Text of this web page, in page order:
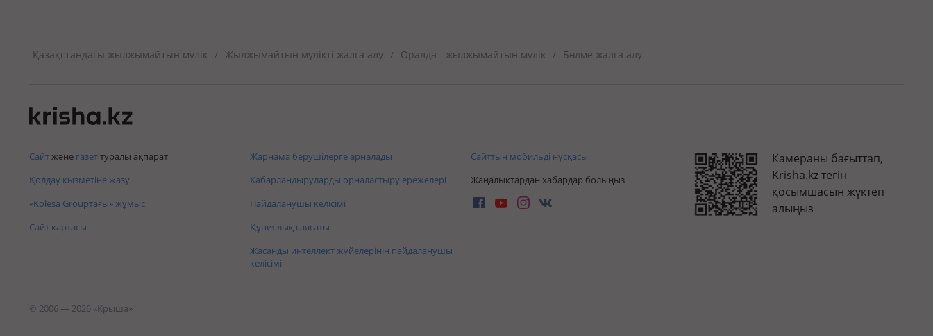
Қазақстандағы жылжымайтын мүлік / Жылжымайтын мүлікті жалға алу / Оралда - жылжымайтын мүлік / Бөлме жалға алу
Сайтжәне газеттуралы ақпарат
Қолдау қызметіне жазу
«Kolesa Groupтағы» жұмыс
Сайт картасы
Жарнама берушілерге арналады
Хабарландыруларды орналастыру ережелері
Пайдаланушы келісімі
Құпиялық саясаты
Жасанды интеллект жүйелерінің пайдаланушы
келісімі
Сайттың мобильді нұсқасы
Жаңалықтардан хабардар болыңыз
Камераны бағыттап,
Krisha.kz тегін
қосымшасын жүктеп
алыңыз
© 2006 — 2026 «Крыша»